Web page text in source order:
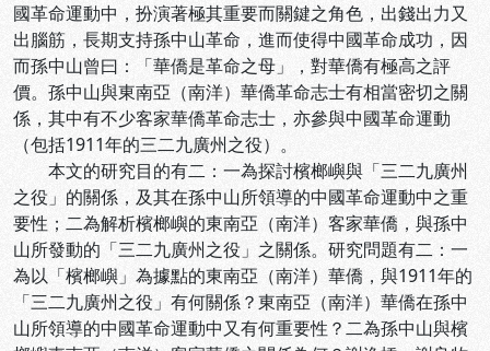
國革命運動中，扮演著極其重要而關鍵之角色，出錢出力又
出腦筋，長期支持孫中山革命，進而使得中國革命成功，因
而孫中山曾曰：「華僑是革命之母」，對華僑有極高之評
價。孫中山與東南亞（南洋）華僑革命志士有相當密切之關
係，其中有不少客家華僑革命志士，亦參與中國革命運動
（包括1911年的三二九廣州之役）。
本文的研究目的有二：一為探討檳榔嶼與「三二九廣州
之役」的關係，及其在孫中山所領導的中國革命運動中之重
要性；二為解析檳榔嶼的東南亞（南洋）客家華僑，與孫中
山所發動的「三二九廣州之役」之關係。研究問題有二：一
為以「檳榔嶼」為據點的東南亞（南洋）華僑，與1911年的
「三二九廣州之役」有何關係？東南亞（南洋）華僑在孫中
山所領導的中國革命運動中又有何重要性？二為孫中山與檳